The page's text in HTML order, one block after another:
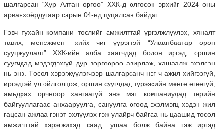
шалгарсан “Хур Алтан өргөө” ХХК-д олгосон эрхийг 2024 оны
арванхоёрдугаар сарын 04-нд цуцалсан байдаг.
Гэвч тухайн компани төслийг амжилттай үргэлжлүүлэх, хяналт
тавих, менежмент хийх чиг үүрэгтэй “Улаанбаатар орон
сууцжуулалт” ХХК-ийн алба хаагчдад болон иргэд, оршин
суугчдад мэдэгдэхгүй дур зоргоороо авирлаж, хашаалж эхэлсэн
нь энэ. Төсөл хэрэгжүүлэгчээр шалгарсанч нэг ч ажил хийгээгүй,
иргэдтэй үл ойлголцож, оршин суугчдад түрээсийн мөнгө өгөөгүй,
амьдрах орчноор хангаагүй энэ мэт компаниудад төрийн
байгууллагаас анхааруулга, сануулга өгөөд эхэлмэгц хэдэн жил
гацсан ажлаа гэнэт эхлүүлэх гэж улайрч байгаа нь цаашид төсөл
амжилттай хэрэгжихэд саад тушаа болж байна гэж иргэд